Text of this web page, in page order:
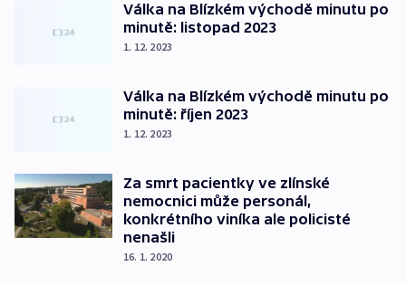
Válka na Blízkém východě minutu po
minutě: listopad 2023
1. 12. 2023
Válka na Blízkém východě minutu po
minutě: říjen 2023
1. 12. 2023
Za smrt pacientky ve zlínské
nemocnici může personál,
konkrétního viníka ale policisté
nenašli
16. 1. 2020